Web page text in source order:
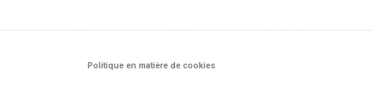
Politique en matière de cookies